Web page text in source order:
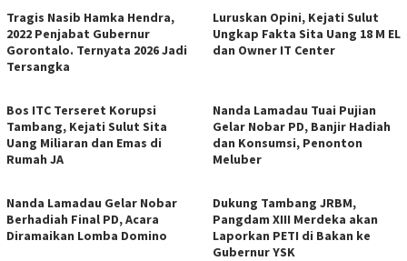
Tragis Nasib Hamka Hendra,
2022 Penjabat Gubernur
Gorontalo. Ternyata 2026 Jadi
Tersangka
Luruskan Opini, Kejati Sulut
Ungkap Fakta Sita Uang 18 M EL
dan Owner IT Center
Bos ITC Terseret Korupsi
Tambang, Kejati Sulut Sita
Uang Miliaran dan Emas di
Rumah JA
Nanda Lamadau Tuai Pujian
Gelar Nobar PD, Banjir Hadiah
dan Konsumsi, Penonton
Meluber
Nanda Lamadau Gelar Nobar
Berhadiah Final PD, Acara
Diramaikan Lomba Domino
Dukung Tambang JRBM,
Pangdam XIII Merdeka akan
Laporkan PETI di Bakan ke
Gubernur YSK